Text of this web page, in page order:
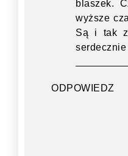
blaszek.
wyższe
Są i tak
serdecznie
ODPOWIEDZ